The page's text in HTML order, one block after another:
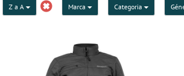
Z a A Marca Categoria